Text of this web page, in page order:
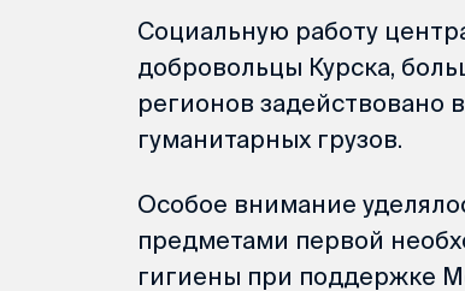
Социальную работу
добровольцы Курска,
регионов задействовано
гуманитарных грузов.
Особое внимание
предметами первой
гигиены при поддержке